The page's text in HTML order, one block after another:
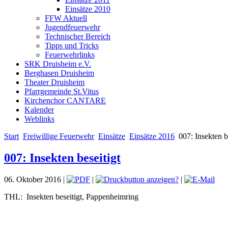
Einsätze 2010
FFW Aktuell
Jugendfeuerwehr
Technischer Bereich
Tipps und Tricks
Feuerwehrlinks
SRK Druisheim e.V.
Berghasen Druisheim
Theater Druisheim
Pfarrgemeinde St.Vitus
Kirchenchor CANTARE
Kalender
Weblinks
Start Freiwillige Feuerwehr Einsätze Einsätze 2016 007: Insekten
007: Insekten beseitigt
06. Oktober 2016 | |
|
THL: Insekten beseitigt, Pappenheimring